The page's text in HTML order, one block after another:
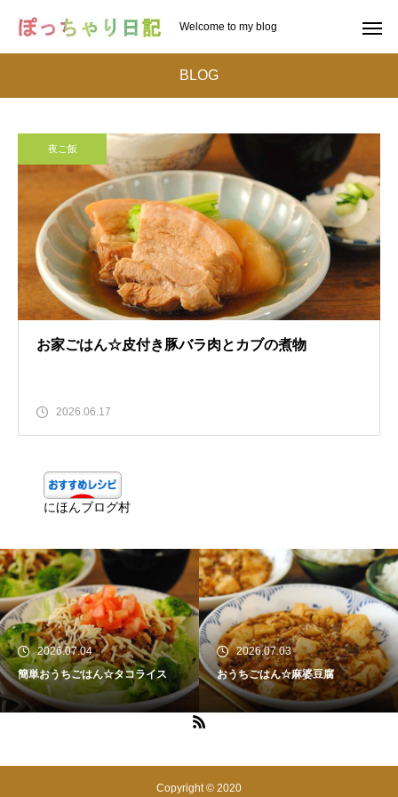
Welcome to my blog
BLOG
夜ご飯
お家ごはん☆皮付き豚バラ肉とカブの煮物
2026.06.17
にほんブログ村
2026.07.04
簡単おうちごはん☆タコライス
2026.07.03
おうちごはん☆麻婆豆腐
Copyright © 2020